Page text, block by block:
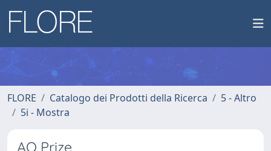
FLORE Catalogo dei Prodotti della Ricerca
5 - Altro
5i - Mostra
AQ Prize